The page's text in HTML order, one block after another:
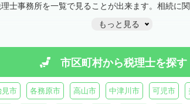
士事務所を一覧で見ることが出来ます。相続に
もっと見る
市区町村から税理士を探す
見市 各務原市 高山市 中津川市 可児市